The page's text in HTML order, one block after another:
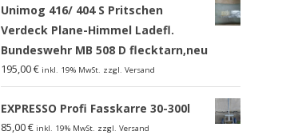
Unimog 416/ 404 S Pritschen
Verdeck Plane-Himmel Ladefl.
Bundeswehr MB 508 D flecktarn,neu
195,00€ inkl. 19% MwSt. zzgl. Versand
EXPRESSO Profi Fasskarre 30-300l
85,00€ inkl. 19% MwSt. zzgl. Versand